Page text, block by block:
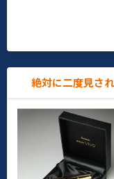
絶対に二度見さ